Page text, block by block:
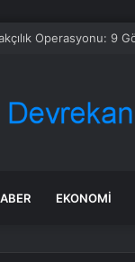
Operasyonu: 9
EKONOMI